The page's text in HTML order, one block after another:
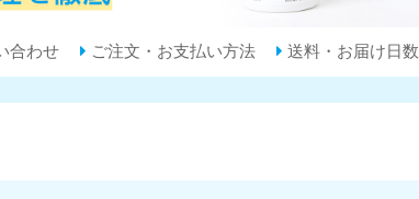
合わせ ご注文・お支払い方法 送料・お届け日数